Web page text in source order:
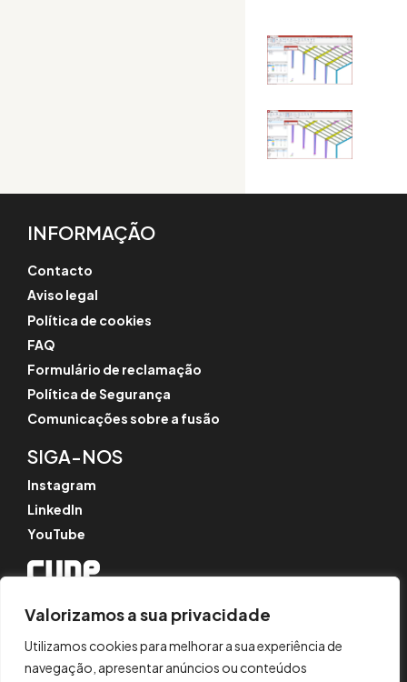
Valorizamos a sua privacidade
Utilizamos cookies para melhorar a sua experiência de
navegação, apresentar anúncios ou conteúdos
INFORMAÇÃO
Contacto
Aviso legal
Política de cookies
FAQ
Formulário de reclamação
Política de Segurança
Comunicações sobre a fusão
SIGA-NOS
Instagram
LinkedIn
YouTube
© CYPE Ingenieros, S.A.
03003 Alicante, Espanha